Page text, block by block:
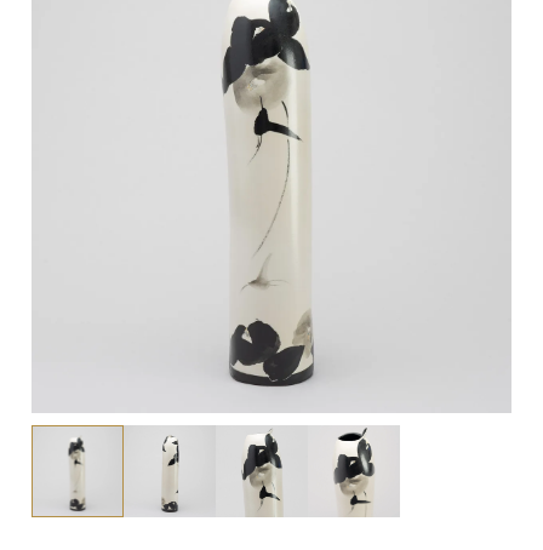
〒104-0031 東京都中央区京橋二丁目2番1号
プライバシーポリシー